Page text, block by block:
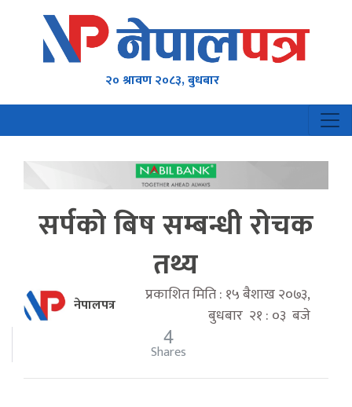
२० श्रावण २०८३, बुधबार
सर्पको बिष सम्बन्धी रोचक
तथ्य
नेपालपत्र
प्रकाशित मिति : १५ बैशाख २०७३,
बुधबार २१ : ०३ बजे
4
Shares